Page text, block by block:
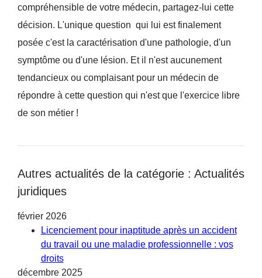
compréhensible de votre médecin, partagez-lui cette
décision. L'unique question qui lui est finalement
posée c'est la caractérisation d'une pathologie, d'un
symptôme ou d'une lésion. Et il n'est aucunement
tendancieux ou complaisant pour un médecin de
répondre à cette question qui n'est que l'exercice libre
de son métier !
Autres actualités de la catégorie : Actualités
juridiques
février 2026
Licenciement pour inaptitude après un accident
du travail ou une maladie professionnelle : vos
droits
décembre 2025